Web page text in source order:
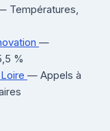
Températures,
—
%
— Appels à